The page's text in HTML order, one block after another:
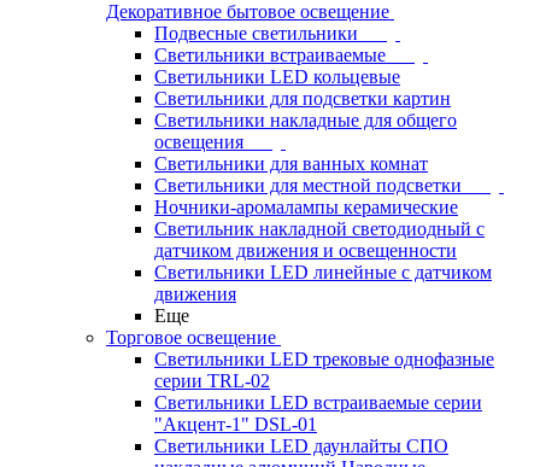
Декоративное бытовое освещение
Подвесные светильники
Светильники встраиваемые
Светильники LED кольцевые
Светильники для подсветки картин
Светильники накладные для общего
освещения
Светильники для ванных комнат
Светильники для местной подсветки
Ночники-аромалампы керамические
Светильник накладной светодиодный с
датчиком движения и освещенности
Светильники LED линейные с датчиком
движения
Еще
Торговое освещение
Светильники LED трековые однофазные
серии TRL-02
Светильники LED встраиваемые серии
"Акцент-1" DSL-01
Светильники LED даунлайты СПО